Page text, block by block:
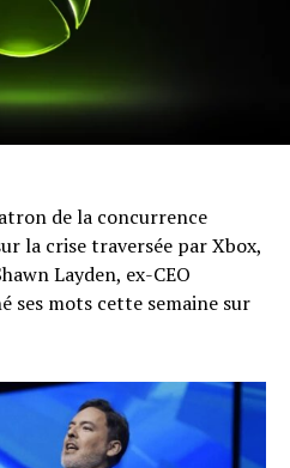
de la concurrence
la crise traversée par Xbox,
Layden, ex-CEO
ses mots cette semaine sur